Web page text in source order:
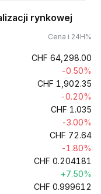
rynkowej
Cena i 24H%
CHF 64,298.00
-0.50%
CHF 1,902.35
-0.20%
CHF 1.035
-3.00%
CHF 72.64
-1.80%
CHF 0.204181
+7.50%
CHF 0.999612